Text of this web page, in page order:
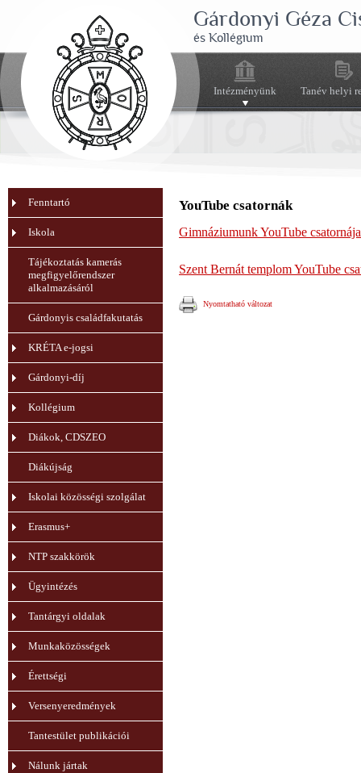
Gárdonyi Géza
és Kollégium
Intézményünk Tanév helyi
Fenntartó
Iskola
Tájékoztatás kamerás
megfigyelőrendszer
alkalmazásáról
Gárdonyis családfakutatás
KRÉTA e-jogsi
Gárdonyi-díj
Kollégium
Diákok, CDSZEO
Diákújság
Iskolai közösségi szolgálat
Erasmus+
NTP szakkörök
Ügyintézés
Tantárgyi oldalak
Munkaközösségek
Érettségi
Versenyeredmények
Tantestület publikációi
Nálunk jártak
YouTube csatornák
Gimnáziumunk YouTube csatornája
Szent Bernát templom YouTube
Nyomtatható változat